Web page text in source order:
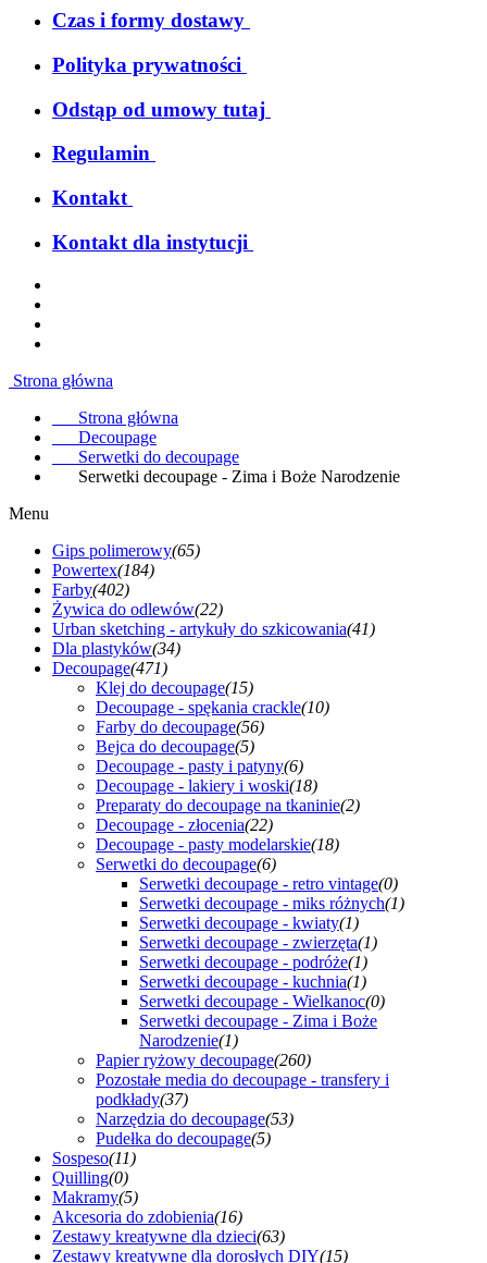
Czas i formy dostawy
Polityka prywatności
Odstąp od umowy tutaj
Regulamin
Kontakt
Kontakt dla instytucji
Strona główna
Strona główna
Decoupage
Serwetki do decoupage
Serwetki decoupage - Zima i Boże Narodzenie
Menu
Gips polimerowy(65)
Powertex(184)
Farby(402)
Żywica do odlewów(22)
Urban sketching - artykuły do szkicowania(41)
Dla plastyków(34)
Decoupage(471)
Klej do decoupage(15)
Decoupage - spękania crackle(10)
Farby do decoupage(56)
Bejca do decoupage(5)
Decoupage - pasty i patyny(6)
Decoupage - lakiery i woski(18)
Preparaty do decoupage na tkaninie(2)
Decoupage - złocenia(22)
Decoupage - pasty modelarskie(18)
Serwetki do decoupage(6)
Serwetki decoupage - retro vintage(0)
Serwetki decoupage - miks różnych(1)
Serwetki decoupage - kwiaty(1)
Serwetki decoupage - zwierzęta(1)
Serwetki decoupage - podróże(1)
Serwetki decoupage - kuchnia(1)
Serwetki decoupage - Wielkanoc(0)
Serwetki decoupage - Zima i Boże
Narodzenie(1)
Papier ryżowy decoupage(260)
Pozostałe media do decoupage - transfery i
podkłady(37)
Narzędzia do decoupage(53)
Pudełka do decoupage(5)
Sospeso(11)
Quilling(0)
Makramy(5)
Akcesoria do zdobienia(16)
Zestawy kreatywne dla dzieci(63)
Zestawy kreatywne dla dorosłych DIY(15)